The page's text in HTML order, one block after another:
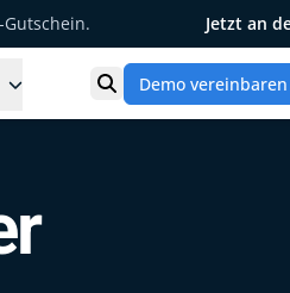
Jetzt an
Suche öffnen
Demo vereinbaren